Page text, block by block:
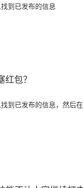
到已发布的信息
包？
到已发布的信息，然后